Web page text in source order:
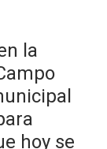
la
hoy se